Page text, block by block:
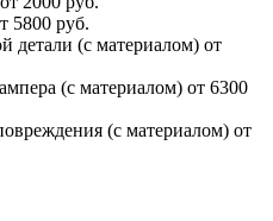
5800 руб.
детали (с материалом) от
(с материалом) от 6300
(с материалом) от